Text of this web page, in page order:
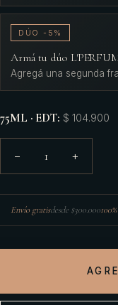
DÚO -5%
Armá tu dúo
Agregá una segunda
75ML · EDT: $ 104.900
− 1 +
Envío gratisdesde $300.000